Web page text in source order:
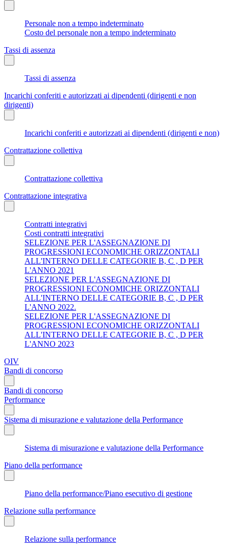
Personale non a tempo indeterminato
Costo del personale non a tempo indeterminato
Tassi di assenza
Tassi di assenza
Incarichi conferiti e autorizzati ai dipendenti (dirigenti e non
dirigenti)
Incarichi conferiti e autorizzati ai dipendenti (dirigenti e non)
Contrattazione collettiva
Contrattazione collettiva
Contrattazione integrativa
Contratti integrativi
Costi contratti integrativi
SELEZIONE PER L'ASSEGNAZIONE DI
PROGRESSIONI ECONOMICHE ORIZZONTALI
ALL'INTERNO DELLE CATEGORIE B, C , D PER
L'ANNO 2021
SELEZIONE PER L'ASSEGNAZIONE DI
PROGRESSIONI ECONOMICHE ORIZZONTALI
ALL'INTERNO DELLE CATEGORIE B, C , D PER
L'ANNO 2022.
SELEZIONE PER L'ASSEGNAZIONE DI
PROGRESSIONI ECONOMICHE ORIZZONTALI
ALL'INTERNO DELLE CATEGORIE B, C , D PER
L'ANNO 2023
OIV
Bandi di concorso
Bandi di concorso
Performance
Sistema di misurazione e valutazione della Performance
Sistema di misurazione e valutazione della Performance
Piano della performance
Piano della performance/Piano esecutivo di gestione
Relazione sulla performance
Relazione sulla performance